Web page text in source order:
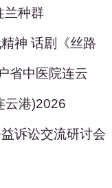
兰种群
神 话剧《丝路
省中医院连云
云港)2026
诉讼交流研讨会